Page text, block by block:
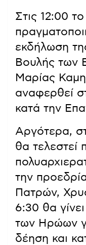
Στις 12:00
εκδήλωση
Βουλής των
Μαρίας
αναφερθεί
κατά την
Αργότερα,
θα τελεστεί
την
Πατρών,
6:30 θα
των Ηρώων
δέηση και